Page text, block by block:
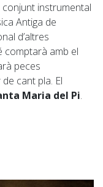
instrumental
Antiga de
d’altres
comptarà amb el
peces
cant pla. El
Maria del Pi.